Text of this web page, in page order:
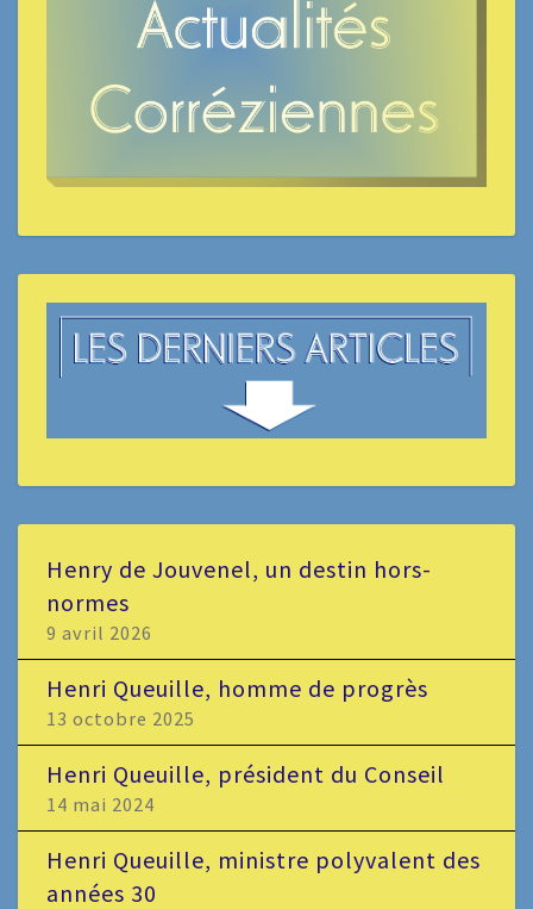
Henry de Jouvenel, un destin hors-
normes
9 avril 2026
Henri Queuille, homme de progrès
13 octobre 2025
Henri Queuille, président du Conseil
14 mai 2024
Henri Queuille, ministre polyvalent des
années 30